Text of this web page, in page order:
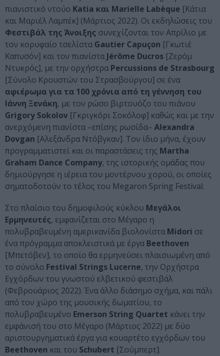
πιανιστικό ντούο Katia και Marielle Labèque [Κάτια
και Μαριέλ Λαμπέκ] (Μάρτιος 2022). Οι εκδηλώσεις του
Φεστιβάλ της Άνοιξης συνεχίζονται τον Απρίλιο με
τον κορυφαίο τσελίστα Gautier Capuçon [Γκωτιέ
Καπυσόν] και τον πιανίστα Jérôme Ducros [Ζερόμ
Ντυκρός], με την ορχήστρα Percussions de Strasbourg
[Σύνολο Κρουστών του Στρασβούργου] σε ένα
αφιέρωμα για τα 100 χρόνια από τη γέννηση του
Ιάννη Ξενάκη, με τον ρώσο βιρτουόζο του πιάνου
Grigory Sokolov [Γκριγκόρι Σοκόλοφ] καθώς και με την
ανερχόμενη πιανίστα –επίσης ρωσίδα– Alexandra
Dovgan [Αλεξάνδρα Ντόβγκαν]. Τον ίδιο μήνα, έχουν
προγραμματιστεί και οι παραστάσεις της Martha
Graham Dance Company, της ιστορικής ομάδας που
δημιούργησε η ιέρεια του μοντέρνου χορού, οι οποίες
σηματοδοτούν το τέλος του Megaron Spring Festival.
Στο πλαίσιο του δημοφιλούς κύκλου Μεγάλοι
Ερμηνευτές, εμφανίζεται στο Μέγαρο η
πολυβραβευμένη αμερικανίδα βιολονίστα Midori σε
ένα πρόγραμμα αποκλειστικά με έργα Beethoven
[Μπετόβεν], το οποίο θα ερμηνεύσει πλαισιωμένη από
το σύνολο Festival Strings Lucerne, την Ορχήστρα
Εγχόρδων του γνωστού ελβετικού φεστιβάλ
(Φεβρουάριος 2022). Ένα άλλο διάσημο σχήμα, και πάλι
από τον χώρο της μουσικής δωματίου, το
πολυβραβευμένο Emerson String Quartet κάνει την
εμφάνισή του στο Μέγαρο (Μάρτιος 2022) με δύο
αριστουργηματικά έργα για κουαρτέτο εγχόρδων του
Beethoven και του Schubert [Σούμπερτ].